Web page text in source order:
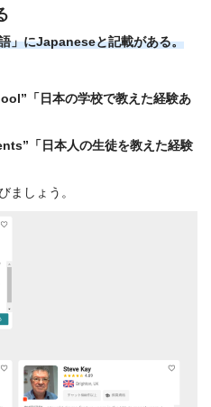
」にJapaneseと記載がある。
「日本の学校で教えた経験あ
「日本人の生徒を教えた経験
ましょう。